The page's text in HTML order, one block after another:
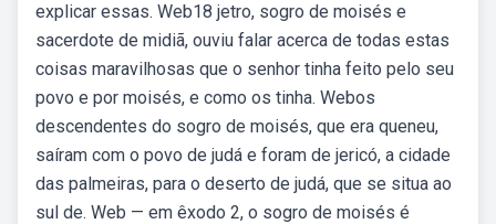
explicar essas. Web18 jetro, sogro de moisés e
sacerdote de midiã, ouviu falar acerca de todas estas
coisas maravilhosas que o senhor tinha feito pelo seu
povo e por moisés, e como os tinha. Webos
descendentes do sogro de moisés, que era queneu,
saíram com o povo de judá e foram de jericó, a cidade
das palmeiras, para o deserto de judá, que se situa ao
sul de. Web — em êxodo 2, o sogro de moisés é